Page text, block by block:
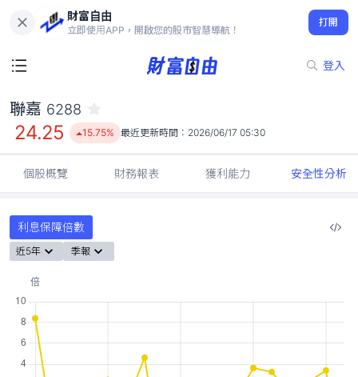
財富自由
立即使用APP，開啟您的股市智慧導航！
打開
登入
24.25
15.75%
聯嘉 6288
24.25 15.75% 最近更新時間： 2026/06/17 05:30
個股概覽 財務報表 獲利能力 安全性分析
利息保障倍數
近5年 季報